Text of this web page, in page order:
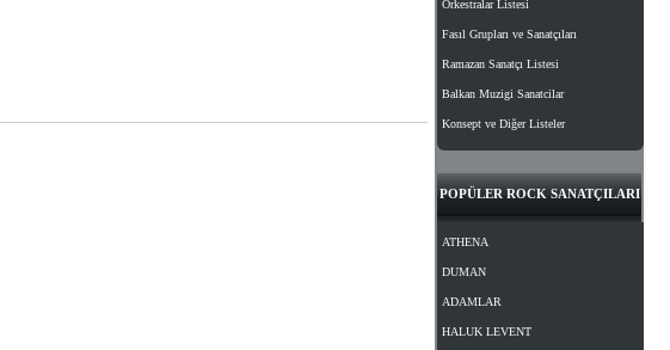
Orkestralar Listesi
Fasıl Grupları ve Sanatçıları
Ramazan Sanatçı Listesi
Balkan Muzigi Sanatcilar
Konsept ve Diğer Listeler
POPÜLER ROCK SANATÇILARI
ATHENA
DUMAN
ADAMLAR
HALUK LEVENT